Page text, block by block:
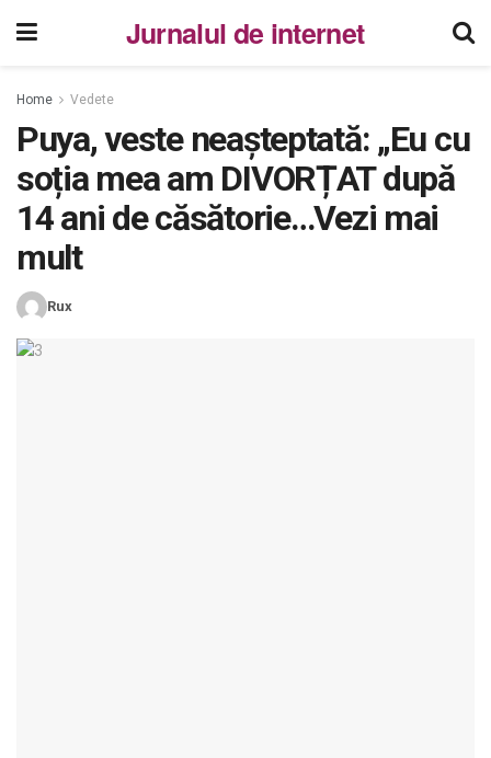
Jurnalul de internet
Home Vedete
Puya, veste neașteptată: „Eu cu
soția mea am DIVORȚAT după
14 ani de căsătorie…Vezi mai
mult
Rux